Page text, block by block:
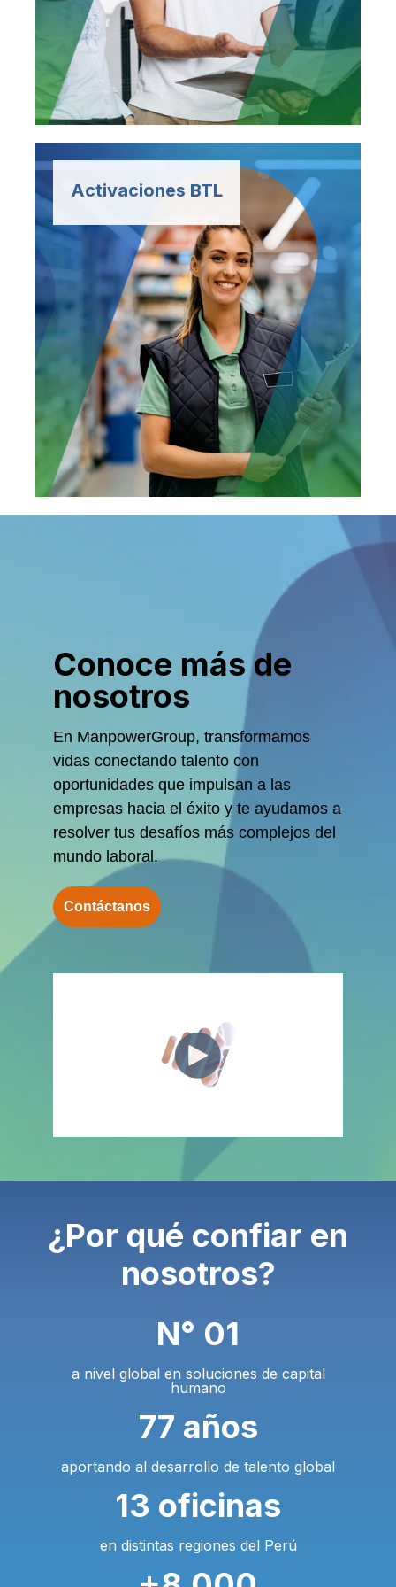
Gestionamos tu planilla con
precisión, puntualidad y
cumplimiento legal, a través de
una plataforma digital que
reduce costos y libera carga
operativa.
Activaciones BTL
activaciones de marca,
lanzamientos de productos y
experiencias creativas.
Conoce más de
nosotros
En ManpowerGroup, transformamos
vidas conectando talento con
oportunidades que impulsan a las
empresas hacia el éxito y te ayudamos a
resolver tus desafíos más complejos del
mundo laboral.
Contáctanos
¿Por qué confiar en
nosotros?
N° 01
a nivel global en soluciones de capital
humano
77 años
aportando al desarrollo de talento global
13 oficinas
en distintas regiones del Perú